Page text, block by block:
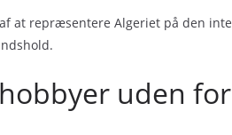
at repræsentere Algeriet på den
uden